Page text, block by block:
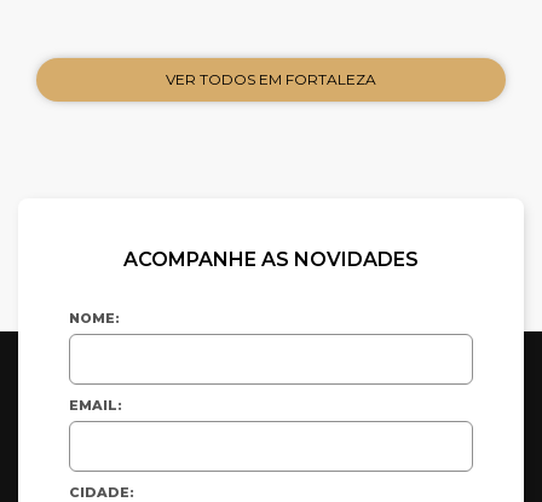
VER TODOS EM FORTALEZA
ACOMPANHE AS NOVIDADES
NOME:
EMAIL:
CIDADE: